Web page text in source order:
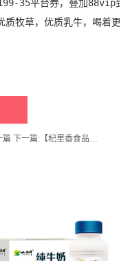
35平台券，叠加88vip到
牧草，优质乳牛，喝着更
篇 下一篇: 【杞里香食品旗舰店】枸杞子宁夏特级500g